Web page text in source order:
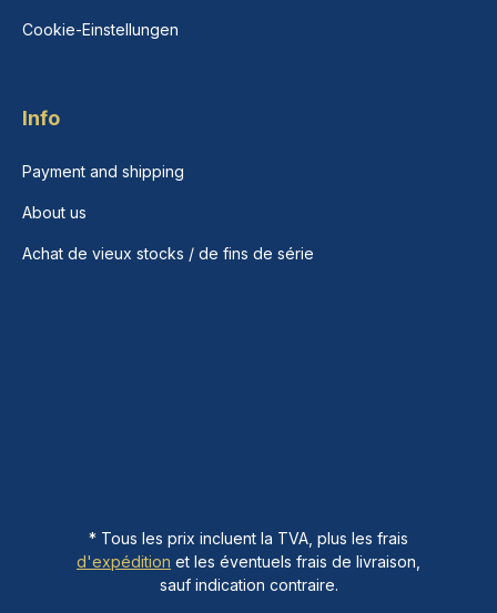
Cookie-Einstellungen
Info
Payment and shipping
About us
Achat de vieux stocks / de fins de série
* Tous les prix incluent la TVA, plus les frais
d'expédition et les éventuels frais de livraison,
sauf indication contraire.